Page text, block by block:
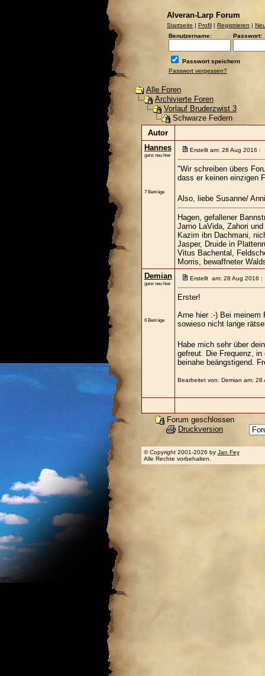
Alveran-Larp Forum
Startseite | Profil | Registrieren |
Benutzername:
Passwort:
Passwort speichern
Passwort vergessen?
Alle Foren
Archivierte Foren
Vorlauf Bruderzwist 3
Schwarze Federn
Autor
Hannes
ganz neu hier
7 Beiträge
Erstellt am: 28 Aug 2016 :
"Wir schreiben übers
dass er keinen einzigen
Also, liebe Susanne/
Hagen, gefallener
Jarno LaVida, Zahori
Kazim ibn Dachmani,
Jasper, Druide in
Vitus Bachental,
Morris, bewaffneter
Demian
ganz neu hier
6 Beiträge
Erstellt am: 28 Aug 2016 :
Erster!
Arne hier :-) Bei meinem
sowieso nicht lange
Habe mich sehr über
gefreut. Die Frequenz,
beinahe beängstigend.
Bearbeitet von: Demian am:
Forum geschlossen
Druckversion
© Copyright 2001-2026 by Jan Fey
Alle Rechte vorbehalten.